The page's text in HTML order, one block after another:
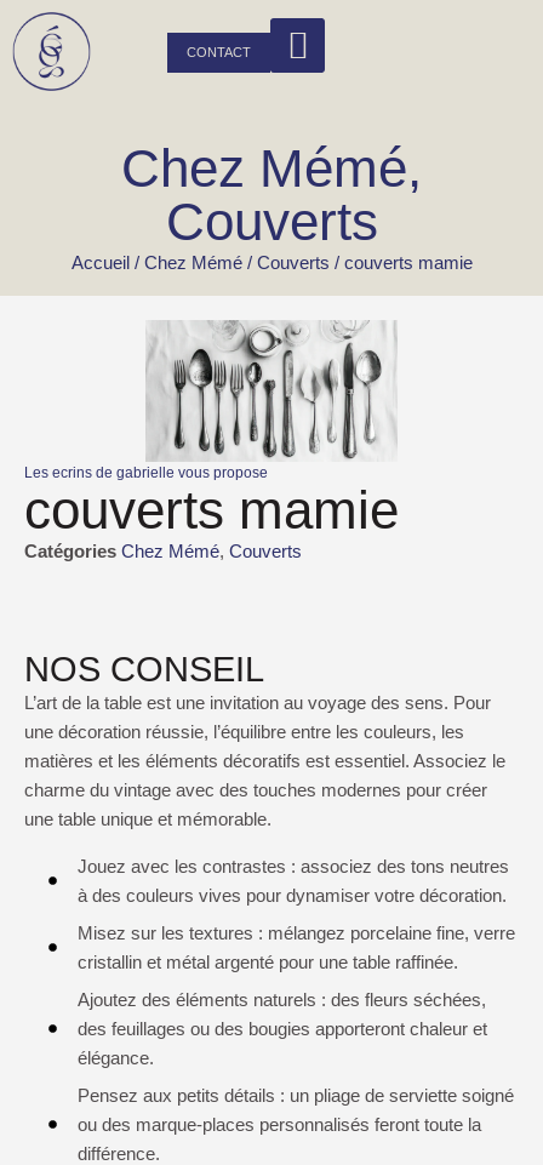
CONTACT
Chez Mémé,
Couverts
Accueil/ Chez Mémé/ Couverts / couverts mamie
Les ecrins de gabrielle vous propose
couverts mamie
Catégories Chez Mémé, Couverts
NOS CONSEIL
L’art de la table est une invitation au voyage des sens. Pour
une décoration réussie, l’équilibre entre les couleurs, les
matières et les éléments décoratifs est essentiel. Associez le
charme du vintage avec des touches modernes pour créer
une table unique et mémorable.
Jouez avec les contrastes : associez des tons neutres
à des couleurs vives pour dynamiser votre décoration.
Misez sur les textures : mélangez porcelaine fine, verre
cristallin et métal argenté pour une table raffinée.
Ajoutez des éléments naturels : des fleurs séchées,
des feuillages ou des bougies apporteront chaleur et
élégance.
Pensez aux petits détails : un pliage de serviette soigné
ou des marque-places personnalisés feront toute la
différence.